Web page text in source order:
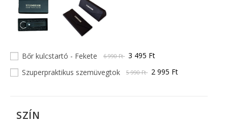
Bőr kulcstartó - Fekete 6 990 Ft
3 495 Ft
Szuperpraktikus szemüvegtok
5 990 Ft 2 995 Ft
SZÍN